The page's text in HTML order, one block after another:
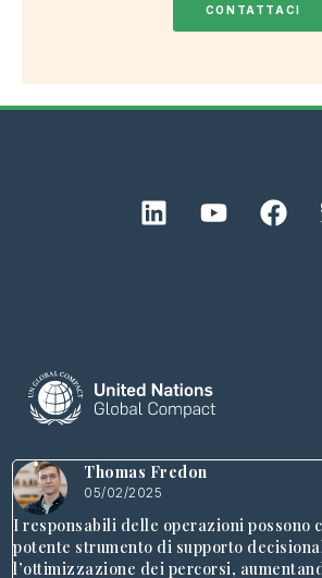
CONTATTACI
Thomas Fredon
05/02/2025
I responsabili delle operazioni possono
potente strumento di supporto
l’ottimizzazione dei percorsi,